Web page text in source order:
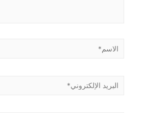
الاسم*
البريد